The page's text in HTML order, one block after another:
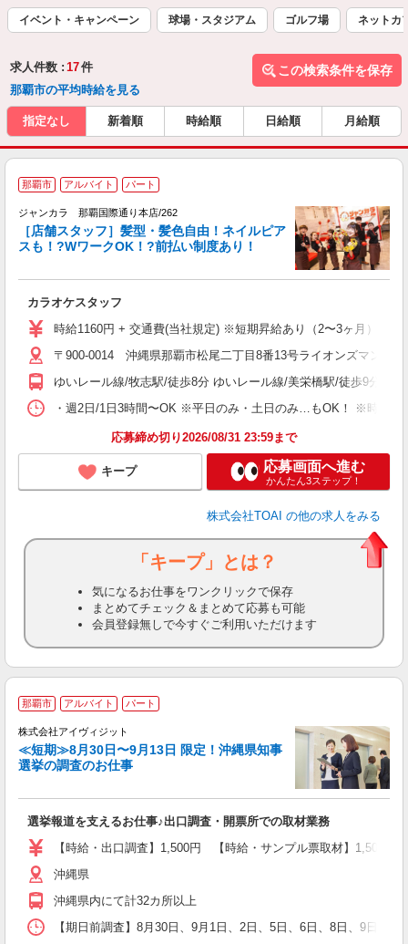
イベント・キャンペーン 球場・スタジアム ゴルフ場 ネットカ
求人件数 : 17件
那覇市の平均時給を見る
この検索条件を保存
指定なし 新着順 時給順 日給順 月給順
那覇市 アルバイト パート
ジャンカラ 那覇国際通り本店/262
［店舗スタッフ］髪型・髪色自由！ネイルピア
スも！?WワークOK！?前払い制度あり！
カラオケスタッフ
時給1160円 + 交通費(当社規定) ※短期昇給あり（2〜3ヶ月）
〒900-0014 沖縄県那覇市松尾二丁目8番13号ライオンズマンショ
ゆいレール線/牧志駅/徒歩8分 ゆいレール線/美栄橋駅/徒歩9分 ゆ
・週2日/1日3時間〜OK ※平日のみ・土日のみ…もOK！ ※時短勤
応募締め切り2026/08/31 23:59まで
キープ 応募画面へ進む
かんたん3ステップ！
株式会社TOAI の他の求人をみる
「キープ」とは？
気になるお仕事をワンクリックで保存
まとめてチェック＆まとめて応募も可能
会員登録無しで今すぐご利用いただけます
那覇市 アルバイト パート
株式会社アイヴィジット
≪短期≫8月30日〜9月13日 限定！沖縄県知事
選挙の調査のお仕事
選挙報道を支えるお仕事♪出口調査・開票所での取材業務
【時給・出口調査】1,500円 【時給・サンプル票取材】1,500
沖縄県
沖縄県内にて計32カ所以上
【期日前調査】8月30日、9月1日、2日、5日、6日、8日、9日